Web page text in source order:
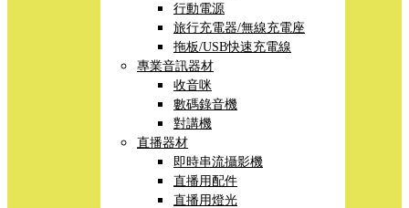
行動電源
旅行充電器/無線充電座
拖板/USB快速充電線
專業音訊器材
收音咪
數碼錄音機
對講機
直播器材
即時串流攝影機
直播用配件
直播用燈光